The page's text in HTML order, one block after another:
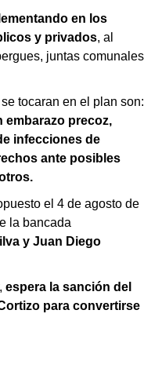
en los
y privados, al
juntas comunales
tocaran en el plan son:
embarazo precoz,
infecciones de
ante posibles
el 4 de agosto de
la bancada
y Juan Diego
espera la sanción del
para convertirse